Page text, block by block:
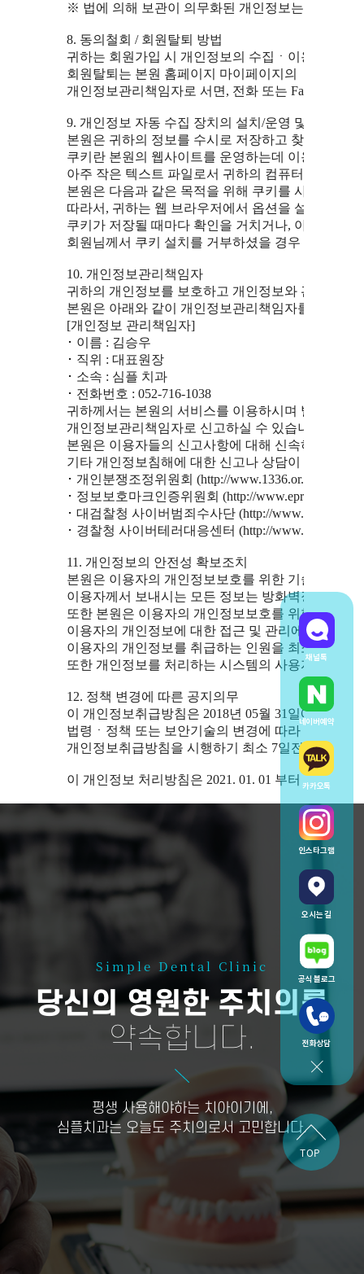
※ 법에 의해 보관이 의무화된 개인정보는 요청이
  8. 동의철회 / 회원탈퇴 방법
귀하는 회원가입 시 개인정보의 수집ㆍ이용 및 제
회원탈퇴는 본원 홈페이지 마이페이지의 『회원탈
개인정보관리책임자로 서면, 전화 또는 Fax 등으
9. 개인정보 자동 수집 장치의 설치/운영 및 그 거부
본원은 귀하의 정보를 수시로 저장하고 찾아내는 ‘
쿠키란 본원의 웹사이트를 운영하는데 이용되는
아주 작은 텍스트 파일로서 귀하의 컴퓨터 하드디
본원은 다음과 같은 목적을 위해 쿠키를 사용합니
따라서, 귀하는 웹 브라우저에서 옵션을 설정함으
쿠키가 저장될 때마다 확인을 거치거나, 아니면 모
회원님께서 쿠키 설치를 거부하셨을 경우 일부 서
  10. 개인정보관리책임자
귀하의 개인정보를 보호하고 개인정보와 관련한
본원은 아래와 같이 개인정보관리책임자를 두고 있
  [개인정보 관리책임자]
  ･ 이름 : 김승우
  ･ 직위 : 대표원장
  ･ 소속 : 심플 치과
  ･ 전화번호 : 052-716-1038
귀하께서는 본원의 서비스를 이용하시며 발생하는
  개인정보관리책임자로 신고하실 수 있습니다.
본원은 이용자들의 신고사항에 대해 신속하게 충분
기타 개인정보침해에 대한 신고나 상담이 필요하
  ･ 개인분쟁조정위원회 (http://www.1336.or.kr / 1336)
･ 정보보호마크인증위원회 (http://www.eprivacy.or.kr
･ 대검찰청 사이버범죄수사단 (http://www.spo.go.kr /
･ 경찰청 사이버테러대응센터 (http://www.ctrc.go.kr /
  11. 개인정보의 안전성 확보조치
본원은 이용자의 개인정보보호를 위한 기술적 대
이용자께서 보내시는 모든 정보는 방화벽장치에
또한 본원은 이용자의 개인정보보호를 위한 관리적
이용자의 개인정보에 대한 접근 및 관리에 필요한
이용자의 개인정보를 취급하는 인원을 최소한으로
또한 개인정보를 처리하는 시스템의 사용자를 지
  12. 정책 변경에 따른 공지의무
이 개인정보취급방침은 2018년 05월 31일에 제정
법령ㆍ정책 또는 보안기술의 변경에 따라 내용의
개인정보취급방침을 시행하기 최소 7일전에 본원
이 개인정보 처리방침은 2021. 01. 01 부터 적용됩니
Simple Dental Clinic
당신의 영원한 주치의를
약속합니다.
평생 사용해야하는 치아이기에,
심플치과는 오늘도 주치의로서 고민합니다.
채널톡
네이버예약
카카오톡
인스타그램
오시는 길
공식 블로그
전화상담